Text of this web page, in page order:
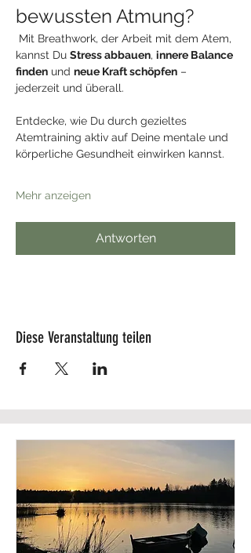
bewussten Atmung?
Mit Breathwork, der Arbeit mit dem Atem,
kannst Du Stress abbauen, innere Balance
finden und neue Kraft schöpfen –
jederzeit und überall.
Entdecke, wie Du durch gezieltes
Atemtraining aktiv auf Deine mentale und
körperliche Gesundheit einwirken kannst.
Mehr anzeigen
Antworten
Diese Veranstaltung teilen